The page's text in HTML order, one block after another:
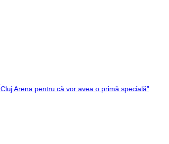
Arena pentru că vor avea o primă specială”